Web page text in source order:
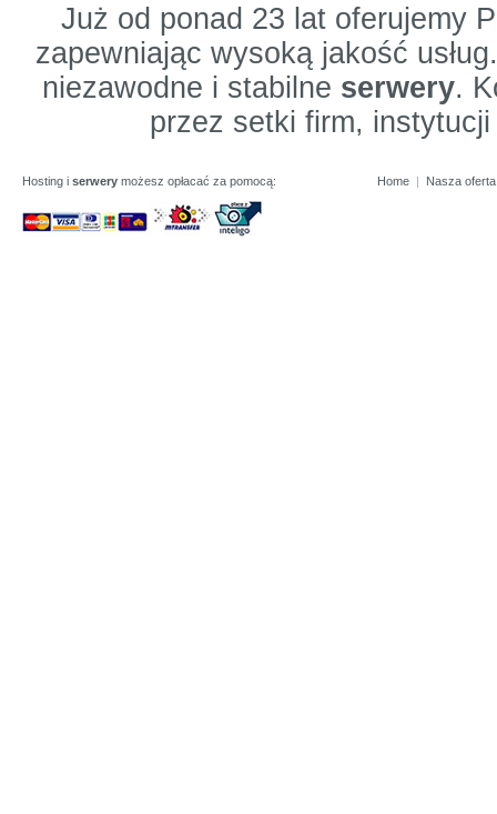
Już od ponad 23 lat oferujemy
zapewniając wysoką jakość
niezawodne i stabilne serwery.
przez setki firm,
Hosting i serwery możesz opłacać za pomocą: Home | Nasza oferta